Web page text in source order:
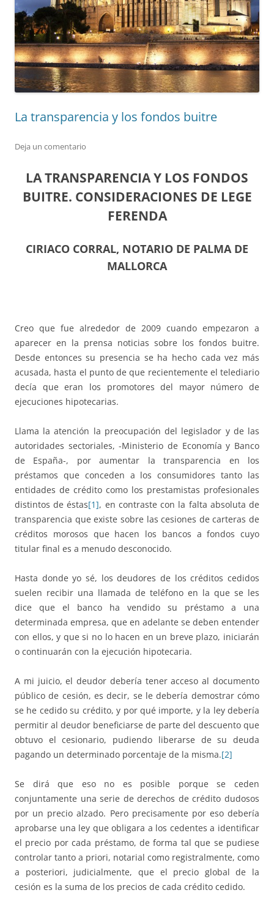
La transparencia y los fondos buitre
Deja un comentario
LA TRANSPARENCIA Y LOS FONDOS
BUITRE. CONSIDERACIONES DE LEGE
FERENDA
CIRIACO CORRAL, NOTARIO DE PALMA DE
MALLORCA
Creo que fue alrededor de 2009 cuando empezaron a
aparecer en la prensa noticias sobre los fondos buitre.
Desde entonces su presencia se ha hecho cada vez más
acusada, hasta el punto de que recientemente el telediario
decía que eran los promotores del mayor número de
ejecuciones hipotecarias.
Llama la atención la preocupación del legislador y de las
autoridades sectoriales, -Ministerio de Economía y Banco
de España-, por aumentar la transparencia en los
préstamos que conceden a los consumidores tanto las
entidades de crédito como los prestamistas profesionales
distintos de éstas[1], en contraste con la falta absoluta de
transparencia que existe sobre las cesiones de carteras de
créditos morosos que hacen los bancos a fondos cuyo
titular final es a menudo desconocido.
Hasta donde yo sé, los deudores de los créditos cedidos
suelen recibir una llamada de teléfono en la que se les
dice que el banco ha vendido su préstamo a una
determinada empresa, que en adelante se deben entender
con ellos, y que si no lo hacen en un breve plazo, iniciarán
o continuarán con la ejecución hipotecaria.
A mi juicio, el deudor debería tener acceso al documento
público de cesión, es decir, se le debería demostrar cómo
se he cedido su crédito, y por qué importe, y la ley debería
permitir al deudor beneficiarse de parte del descuento que
obtuvo el cesionario, pudiendo liberarse de su deuda
pagando un determinado porcentaje de la misma.[2]
Se dirá que eso no es posible porque se ceden
conjuntamente una serie de derechos de crédito dudosos
por un precio alzado. Pero precisamente por eso debería
aprobarse una ley que obligara a los cedentes a identificar
el precio por cada préstamo, de forma tal que se pudiese
controlar tanto a priori, notarial como registralmente, como
a posteriori, judicialmente, que el precio global de la
cesión es la suma de los precios de cada crédito cedido.